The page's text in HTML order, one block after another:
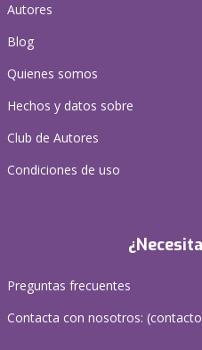
Autores
Blog
Quienes somos
Hechos y datos sobre
Club de Autores
Condiciones de uso
Preguntas frecuentes
Contacta con nosotros: (